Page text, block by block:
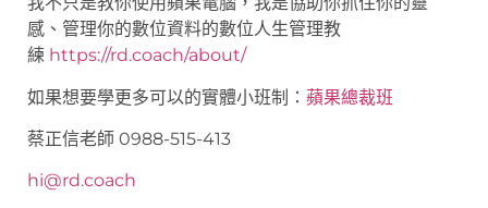
感、管理你的數位資料的數位人生管理教
練 https://rd.coach/about/
如果想要學更多可以的實體小班制： 蘋果總裁班
蔡正信老師 0988-515-413
hi@rd.coach